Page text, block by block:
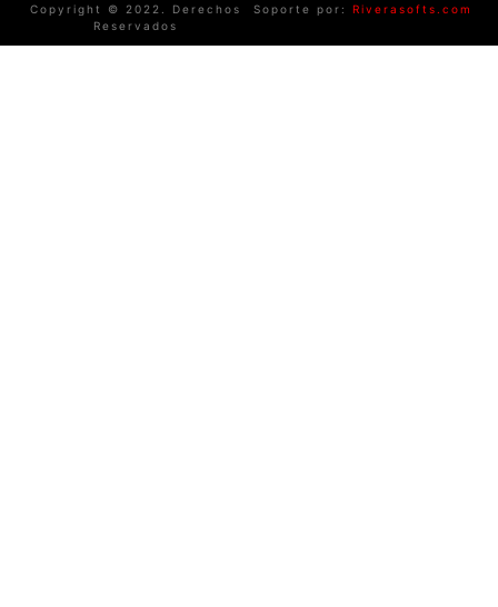
Copyright © 2022. Derechos
Reservados
Soporte por: Riverasofts.com